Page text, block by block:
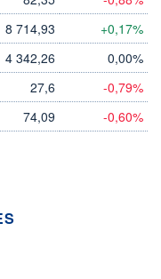
8 714,93 +0,17%
4 342,26 0,00%
27,6 -0,79%
74,09 -0,60%